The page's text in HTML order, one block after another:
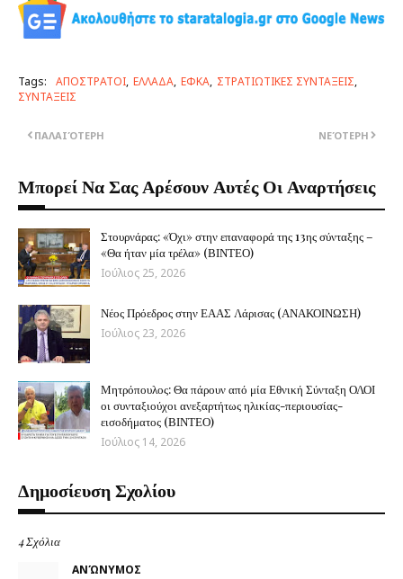
Tags: ΑΠΟΣΤΡΑΤΟΙ ΕΛΛΑΔΑ ΕΦΚΑ ΣΤΡΑΤΙΩΤΙΚΕΣ ΣΥΝΤΑΞΕΙΣ
ΣΥΝΤΑΞΕΙΣ
ΝΕΌΤΕΡΗ
ΠΑΛΑΙΌΤΕΡΗ
Μπορεί Να Σας Αρέσουν Αυτές Οι Αναρτήσεις
Στουρνάρας: «Όχι» στην επαναφορά της 13ης σύνταξης –
«Θα ήταν μία τρέλα» (ΒΙΝΤΕΟ)
Ιούλιος 25, 2026
Νέος Πρόεδρος στην ΕΑΑΣ Λάρισας (ΑΝΑΚΟΙΝΩΣΗ)
Ιούλιος 23, 2026
Μητρόπουλος: Θα πάρουν από μία Εθνική Σύνταξη ΟΛΟΙ
οι συνταξιούχοι ανεξαρτήτως ηλικίας-περιουσίας-
εισοδήματος (ΒΙΝΤΕΟ)
Ιούλιος 14, 2026
Δημοσίευση Σχολίου
4 Σχόλια
ΑΝΏΝΥΜΟΣ